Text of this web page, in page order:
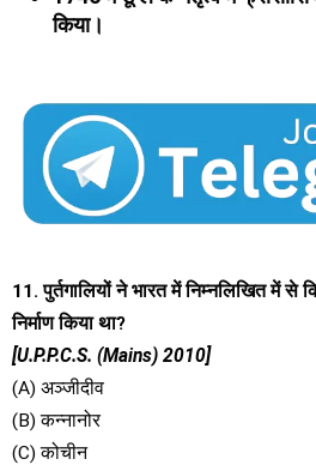
किया।
11. पुर्तगालियों ने भारत में निम्नलिखित में से
निर्माण किया था?
[U.P.P.C.S. (Mains) 2010]
(A) अञ्जीदीव
(B) कन्नानोर
(C) कोचीन